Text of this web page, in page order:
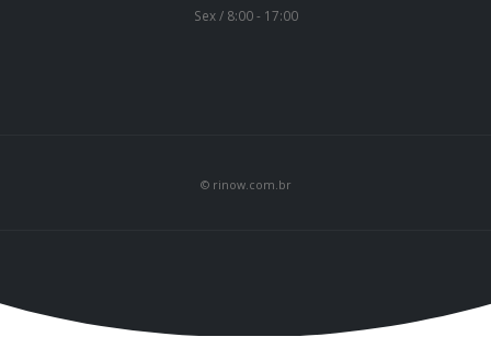
Sex / 8:00 - 17:00
© rinow.com.br